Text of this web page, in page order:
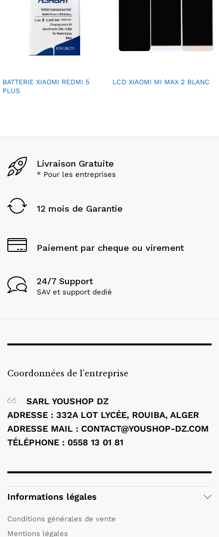
BATTERIE XIAOMI REDMI 5
PLUS
LCD XIAOMI MI MAX 2 BLANC
Livraison Gratuite
* Pour les entreprises
12 mois de Garantie
Paiement par cheque ou virement
24/7 Support
SAV et support dedié
Coordonnées de l'entreprise
SARL YOUSHOP DZ
ADRESSE : 332A LOT LYCÉE, ROUIBA, ALGER
ADRESSE MAIL : CONTACT@YOUSHOP-DZ.COM
TÉLÉPHONE : 0558 13 01 81
Informations légales
Conditions générales de vente
Mentions légales